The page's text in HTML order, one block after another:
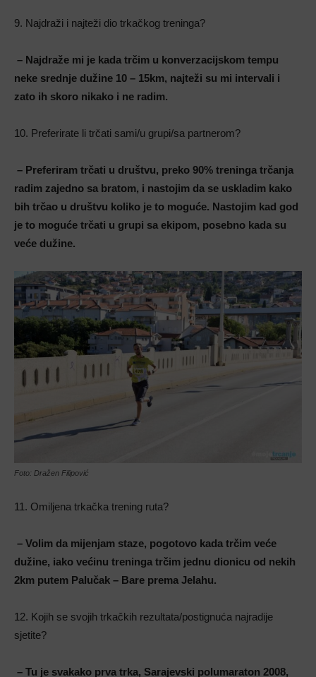
9. Najdraži i najteži dio trkačkog treninga?
– Najdraže mi je kada trčim u konverzacijskom tempu
neke srednje dužine 10 – 15km, najteži su mi intervali i
zato ih skoro nikako i ne radim.
10. Preferirate li trčati sami/u grupi/sa partnerom?
– Preferiram trčati u društvu, preko 90% treninga trčanja
radim zajedno sa bratom, i nastojim da se uskladim kako
bih trčao u društvu koliko je to moguće. Nastojim kad god
je to moguće trčati u grupi sa ekipom, posebno kada su
veće dužine.
Foto: Dražen Filipović
11. Omiljena trkačka trening ruta?
– Volim da mijenjam staze, pogotovo kada trčim veće
dužine, iako većinu treninga trčim jednu dionicu od nekih
2km putem Palučak – Bare prema Jelahu.
12. Kojih se svojih trkačkih rezultata/postignuća najradije
sjetite?
– Tu je svakako prva trka, Sarajevski polumaraton 2008,